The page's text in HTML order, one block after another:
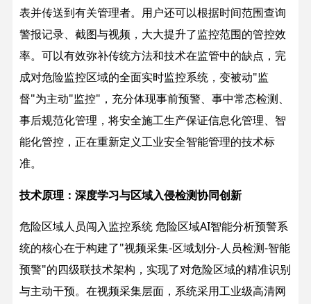
表并传送到有关管理者。用户还可以根据时间范围查询
警报记录、截图与视频，大大提升了监控范围的管控效
率。可以有效弥补传统方法和技术在监管中的缺点，完
成对危险监控区域的全面实时监控系统，变被动"监
督"为主动"监控"，充分体现事前预警、事中常态检测、
事后规范化管理，将安全施工生产保证信息化管理、智
能化管控，正在重新定义工业安全智能管理的技术标
准。
技术原理：深度学习与区域入侵检测协同创新
危险区域人员闯入监控系统 危险区域AI智能分析预警系
统的核心在于构建了"视频采集-区域划分-人员检测-智能
预警"的四级联技术架构，实现了对危险区域的精准识别
与主动干预。 在视频采集层面，系统采用工业级高清网